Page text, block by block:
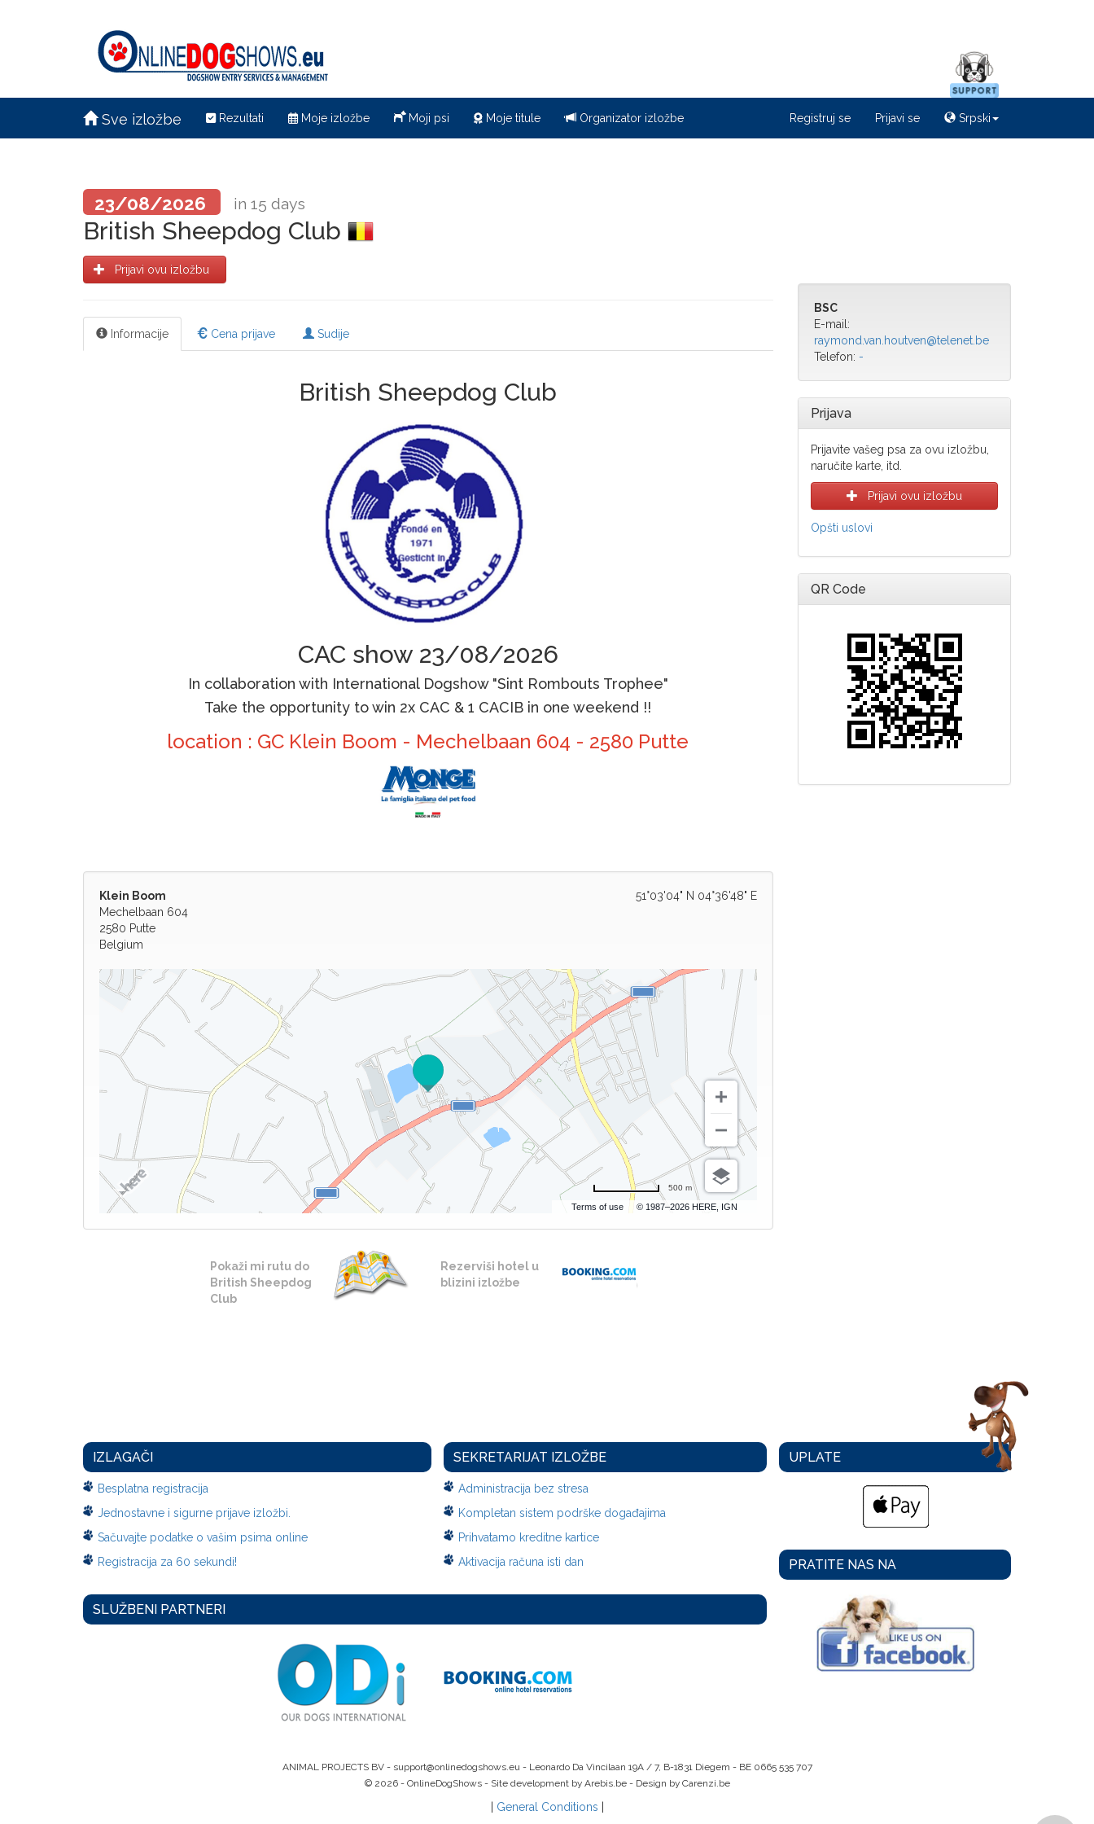
Sve izložbe Rezultati Moje izložbe Moji psi Moje titule Organizator izložbe Registruj se Prijavi se Srpski
23/08/2026 in 15 days
British Sheepdog Club
Prijavi ovu izložbu
Informacije Cena prijave Sudije
British Sheepdog Club
CAC show 23/08/2026
In collaboration with International Dogshow "Sint Rombouts Trophee"
Take the opportunity to win 2x CAC & 1 CACIB in one weekend !!
location : GC Klein Boom - Mechelbaan 604 - 2580 Putte
51°03'04" N 04°36'48" E
Klein Boom
Mechelbaan 604
2580 Putte
Belgium
Terms of use © 1987–2026 HERE, IGN
500 m
Pokaži mi rutu do
British Sheepdog
Club
Rezerviši hotel u
blizini izložbe
BSC
E-mail:
raymond.van.houtven@telenet.be
Telefon: -
Prijava
Prijavite vašeg psa za ovu izložbu,
naručite karte, itd.
Prijavi ovu izložbu
Opšti uslovi
QR Code
IZLAGAČI
Besplatna registracija
Jednostavne i sigurne prijave izložbi.
Sačuvajte podatke o vašim psima online
Registracija za 60 sekundi!
SEKRETARIJAT IZLOŽBE
Administracija bez stresa
Kompletan sistem podrške događajima
Prihvatamo kreditne kartice
Aktivacija računa isti dan
SLUŽBENI PARTNERI
UPLATE
PRATITE NAS NA
ANIMAL PROJECTS BV - support@onlinedogshows.eu- Leonardo Da Vincilaan 19A / 7, B-1831 Diegem - BE 0665 535 707
© 2026 - OnlineDogShows - Site development by Arebis.be - Design by Carenzi.be
General Conditions